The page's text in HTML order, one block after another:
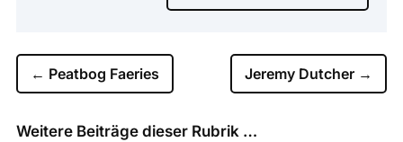
← Peatbog Faeries Jeremy Dutcher →
Weitere Beiträge dieser Rubrik …